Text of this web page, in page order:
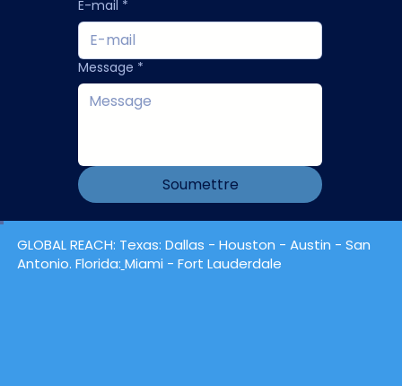
E-mail *
Message *
Soumettre
GLOBAL REACH: Texas: Dallas - Houston - Austin - San
Antonio. Florida: Miami - Fort Lauderdale